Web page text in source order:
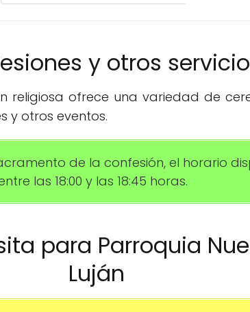
y otros
religiosa ofrece una variedad de
y otros eventos.
de la confesión, el horario
las 18:00 y las 18:45 horas.
para Parroquia
Luján